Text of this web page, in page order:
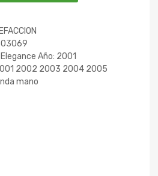
Elegance Año: 2001
2002 2003 2004 2005
mano